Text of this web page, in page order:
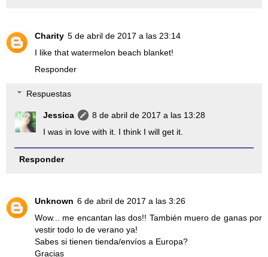
Charity 5 de abril de 2017 a las 23:14
I like that watermelon beach blanket!
Responder
Respuestas
Jessica
8 de abril de 2017 a las 13:28
I was in love with it. I think I will get it.
Responder
Unknown 6 de abril de 2017 a las 3:26
Wow... me encantan las dos!! También muero de ganas por
vestir todo lo de verano ya!
Sabes si tienen tienda/envíos a Europa?
Gracias